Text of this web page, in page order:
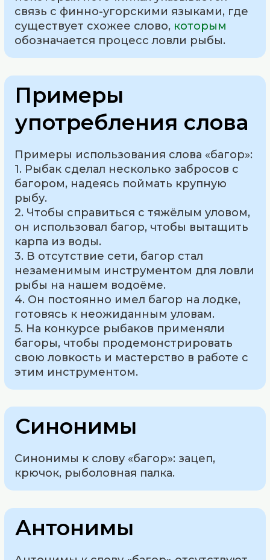
связь с финно-угорскими языками, где
существует схожее слово, которым
обозначается процесс ловли рыбы.
Примеры
употребления слова
Примеры использования слова «багор»:
1. Рыбак сделал несколько забросов с
багором, надеясь поймать крупную
рыбу.
2. Чтобы справиться с тяжёлым уловом,
он использовал багор, чтобы вытащить
карпа из воды.
3. В отсутствие сети, багор стал
незаменимым инструментом для ловли
рыбы на нашем водоёме.
4. Он постоянно имел багор на лодке,
готовясь к неожиданным уловам.
5. На конкурсе рыбаков применяли
багоры, чтобы продемонстрировать
свою ловкость и мастерство в работе с
этим инструментом.
Синонимы
Синонимы к слову «багор»: зацеп,
крючок, рыболовная палка.
Антонимы